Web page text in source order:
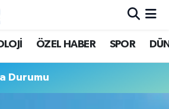
ÖZEL HABER SPOR
Durumu